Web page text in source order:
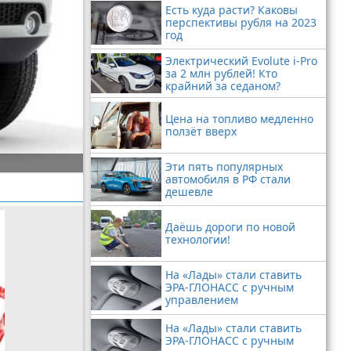
Есть куда расти? Каковы
перспективы рубля на 2023
год
Электрический Evolute i-Pro
за 2 млн рублей! Кто
крайний за седаном?
Цена на топливо медленно
ползёт вверх
Эти пять популярных
автомобиля в РФ стали
дешевле
Даёшь дороги по новой
технологии!
На «Лады» стали ставить
ЭРА-ГЛОНАСС с ручным
управлением
На «Лады» стали ставить
ЭРА-ГЛОНАСС с ручным